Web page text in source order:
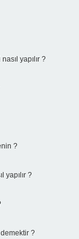
yapılır ?
?
yapılır ?
?